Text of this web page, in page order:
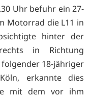
Uhr befuhr ein 27-
Motorrad die L11 in
hinter der
in Richtung
18-jähriger
erkannte dies
mit dem vor ihm